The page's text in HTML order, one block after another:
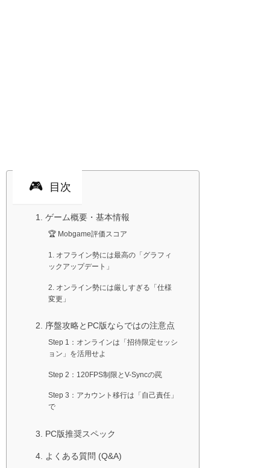
目次
1. ゲーム概要・基本情報
🏆 Mobgame評価スコア
1. オフライン勢には最高の「グラフィ
ックアップデート」
2. オンライン勢には厳しすぎる「仕様
変更」
2. 序盤攻略とPC版ならではの注意点
Step 1：オンラインは「招待限定セッシ
ョン」を活用せよ
Step 2：120FPS制限とV-Syncの罠
Step 3：アカウント移行は「自己責任」
で
3. PC版推奨スペック
4. よくある質問 (Q&A)